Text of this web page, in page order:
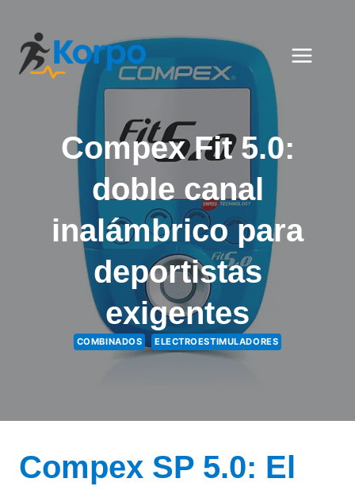
contenido
Compex Fit 5.0:
doble canal
inalámbrico para
deportistas
exigentes
COMBINADOS ELECTROESTIMULADORES
Compex SP 5.0: El